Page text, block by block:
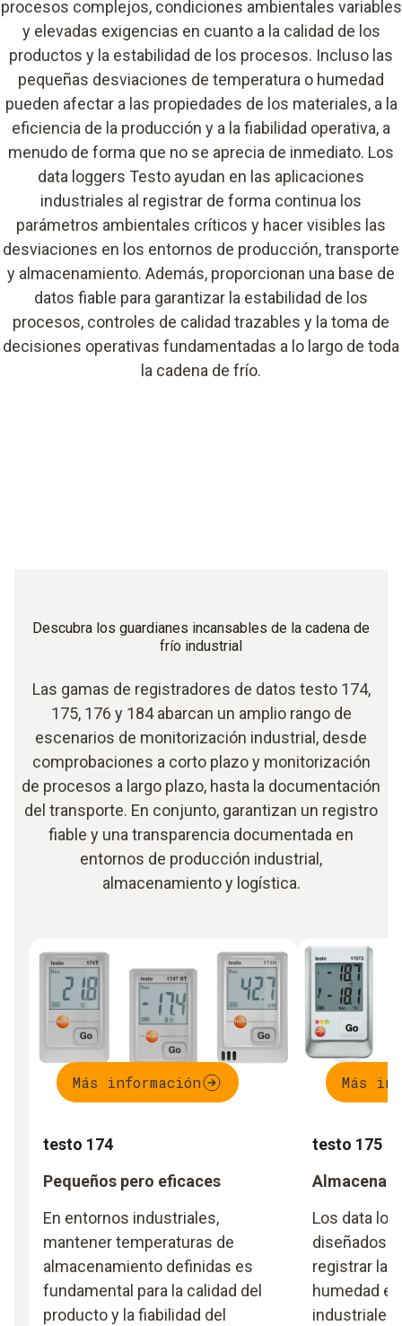
procesos complejos, condiciones ambientales variables
y elevadas exigencias en cuanto a la calidad de los
productos y la estabilidad de los procesos. Incluso las
pequeñas desviaciones de temperatura o humedad
pueden afectar a las propiedades de los materiales, a la
eficiencia de la producción y a la fiabilidad operativa, a
menudo de forma que no se aprecia de inmediato. Los
data loggers Testo ayudan en las aplicaciones
industriales al registrar de forma continua los
parámetros ambientales críticos y hacer visibles las
desviaciones en los entornos de producción, transporte
y almacenamiento. Además, proporcionan una base de
datos fiable para garantizar la estabilidad de los
procesos, controles de calidad trazables y la toma de
decisiones operativas fundamentadas a lo largo de toda
la cadena de frío.
Descubra los guardianes incansables de la cadena de
frío industrial
Las gamas de registradores de datos testo 174,
175, 176 y 184 abarcan un amplio rango de
escenarios de monitorización industrial, desde
comprobaciones a corto plazo y monitorización
de procesos a largo plazo, hasta la documentación
del transporte. En conjunto, garantizan un registro
fiable y una transparencia documentada en
entornos de producción industrial,
almacenamiento y logística.
Más información
testo 174
Pequeños pero eficaces
En entornos industriales,
mantener temperaturas de
almacenamiento definidas es
fundamental para la calidad del
producto y la fiabilidad del
Más
testo 175
Los data
diseñados
registrar la
humedad